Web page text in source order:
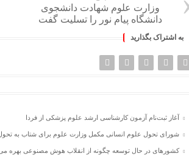
وزارت علوم شهادت دانشجوی
دانشگاه پیام نور را تسلیت گفت
به اشتراک بگذارید
آغاز ثبت‌نام‌ آزمون کارشناسی ارشد علوم پزشکی از فردا
شورای تحول علوم انسانی مکمل وزارت علوم برای شتاب به
کشورهای در حال توسعه چگونه از انقلاب هوش مصنوعی بهره